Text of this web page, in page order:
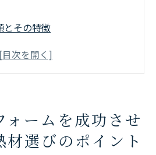
とその特徴
に適した断熱材の選び方
に関する専門家のアドバイ
ォームを成功させ
材選びのポイント